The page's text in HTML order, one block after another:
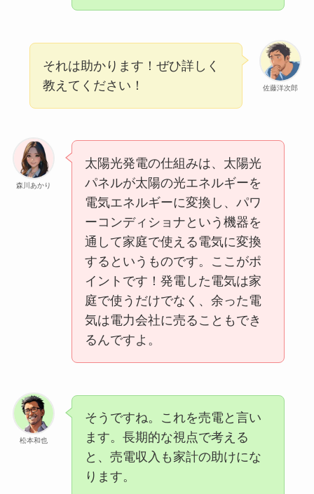
佐藤洋次郎
それは助かります！ぜひ詳しく
教えてください！
森川あかり
太陽光発電の仕組みは、太陽光
パネルが太陽の光エネルギーを
電気エネルギーに変換し、パワ
ーコンディショナという機器を
通して家庭で使える電気に変換
するというものです。ここがポ
イントです！発電した電気は家
庭で使うだけでなく、余った電
気は電力会社に売ることもでき
るんですよ。
松本和也
そうですね。これを売電と言い
ます。長期的な視点で考える
と、売電収入も家計の助けにな
ります。